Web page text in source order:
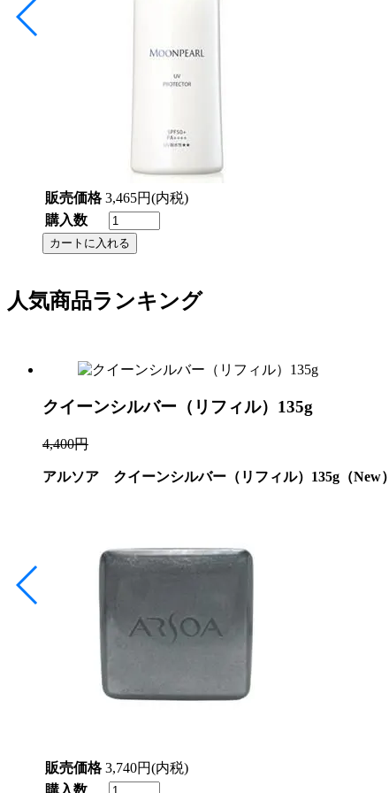
販売価格 3,465円(内税)
購入数
人気商品ランキング
クイーンシルバー（リフィル）135g
4,400円
アルソア クイーンシルバー（リフィル）135g（New）
販売価格 3,740円(内税)